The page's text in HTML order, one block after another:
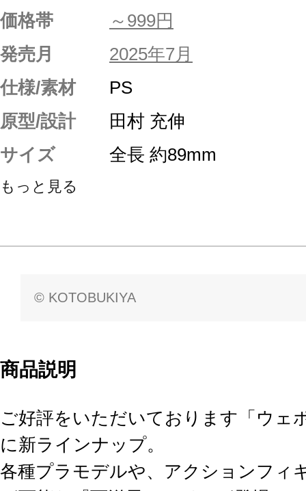
価格帯
～999円
発売月
2025年7月
仕様/素材
PS
原型/設計
田村 充伸
サイズ
全長 約89mm
もっと見る
© KOTOBUKIYA
商品説明
ご好評をいただいております「ウェ
に新ラインナップ。
各種プラモデルや、アクションフィ